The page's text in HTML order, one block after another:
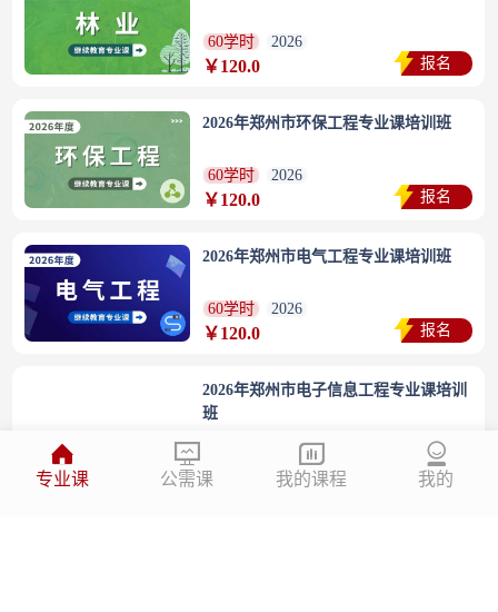
60学时 2026
￥120.0 报名
2026年郑州市环保工程专业课培训班
60学时 2026
￥120.0 报名
2026年郑州市电气工程专业课培训班
60学时 2026
￥120.0 报名
2026年郑州市电子信息工程专业课培训
班
2026
￥120.0 报名
专业课 公需课 我的课程 我的